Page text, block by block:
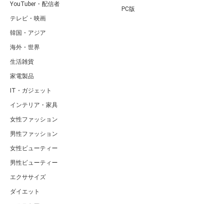
YouTuber・配信者
テレビ・映画
韓国・アジア
海外・世界
生活雑貨
家電製品
IT・ガジェット
インテリア・家具
女性ファッション
男性ファッション
女性ビューティー
男性ビューティー
エクササイズ
ダイエット
PC版